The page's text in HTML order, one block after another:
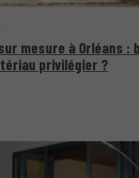
mesure à Orléans :
privilégier ?